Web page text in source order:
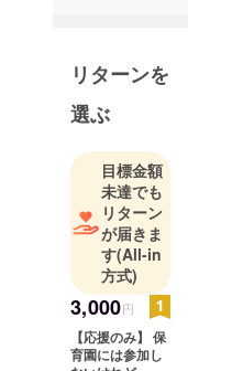
の会社」で
す。
を起点に、
個人と社会
が抱える
様々な課題
解決をお手
伝いしま
す。
弊社は、ぬ
リターンを
選ぶ
目標金額
未達でも
リターン
が届きま
す(All-in
方式)
3,000円
【応援のみ】 保
育園には参加し